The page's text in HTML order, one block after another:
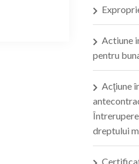
Actiune
pentru
Acţiune
dreptului